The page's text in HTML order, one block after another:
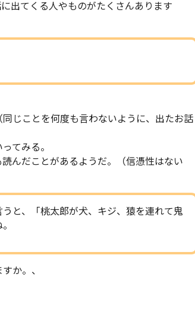
出てくる人やものがたくさんあります
じことを何度も言わないように、出たお話
てみる。
んだことがあるようだ。（信憑性はない
と、「桃太郎が犬、キジ、猿を連れて鬼
か。、